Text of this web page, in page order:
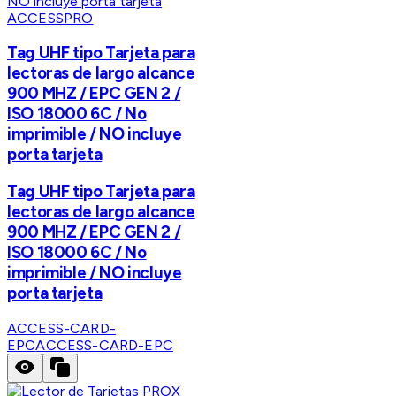
ACCESSPRO
Tag UHF tipo Tarjeta para
lectoras de largo alcance
900 MHZ / EPC GEN 2 /
ISO 18000 6C / No
imprimible / NO incluye
porta tarjeta
Tag UHF tipo Tarjeta para
lectoras de largo alcance
900 MHZ / EPC GEN 2 /
ISO 18000 6C / No
imprimible / NO incluye
porta tarjeta
ACCESS-CARD-
EPCACCESS-CARD-EPC